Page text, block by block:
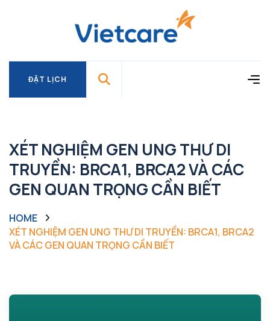
ĐẶT LỊCH
XÉT NGHIỆM GEN UNG THƯ DI
TRUYỀN: BRCA1, BRCA2 VÀ CÁC
GEN QUAN TRỌNG CẦN BIẾT
HOME
XÉT NGHIỆM GEN UNG THƯ DI TRUYỀN: BRCA1, BRCA2
VÀ CÁC GEN QUAN TRỌNG CẦN BIẾT